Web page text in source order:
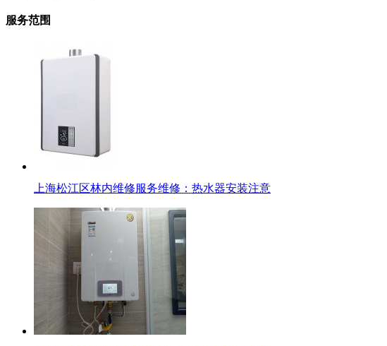
服务范围
上海松江区林内维修服务维修：热水器安装注意